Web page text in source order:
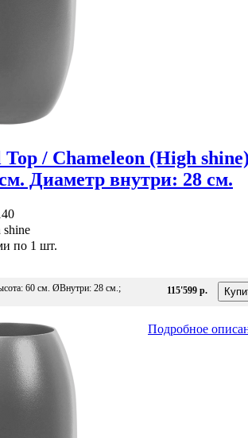
/ Chameleon (High
Диаметр внутри: 28 см.
по 1 шт.
60 см. ØВнутри: 28 см.;
115'599 р.
Подробное